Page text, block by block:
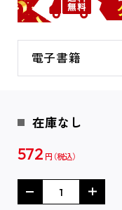
電子書籍
在庫なし
572 円